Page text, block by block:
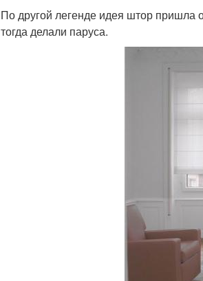
По другой легенде идея штор пришла
тогда делали паруса.